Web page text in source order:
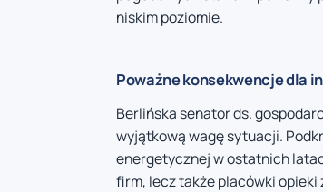
niskim poziomie.
Poważne konsekwencje dla
Berlińska senator ds.
wyjątkową wagę sytuacji.
energetycznej w ostatnich
firm, lecz także placówki